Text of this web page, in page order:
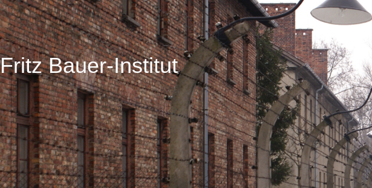
Fritz Bauer-Institut